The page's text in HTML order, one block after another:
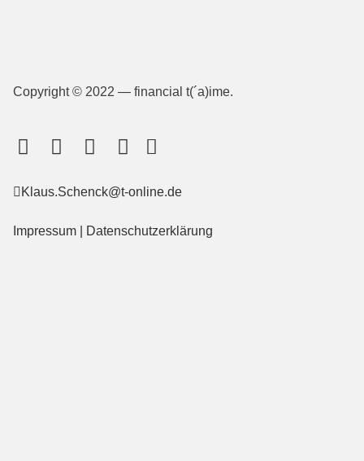
Copyright © 2022 — financial t(´a)ime.
Klaus.Schenck@t-online.de
Impressum Datenschutzerklärung